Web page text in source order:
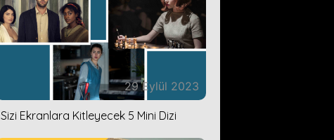
29 Eylül 2023
Sizi Ekranlara Kitleyecek 5 Mini Dizi